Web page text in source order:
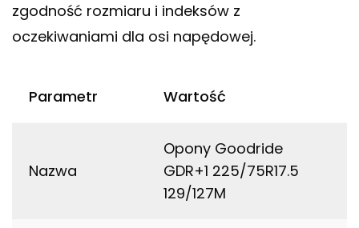
zgodność rozmiaru i indeksów z
oczekiwaniami dla osi napędowej.
Parametr Wartość
Nazwa
Opony Goodride
GDR+1 225/75R17.5
129/127M